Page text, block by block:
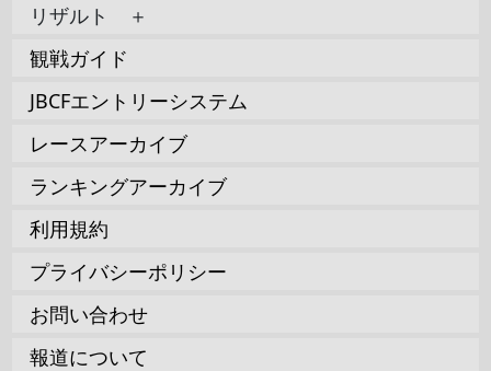
リザルト ＋
観戦ガイド
JBCFエントリーシステム
レースアーカイブ
ランキングアーカイブ
利用規約
プライバシーポリシー
お問い合わせ
報道について